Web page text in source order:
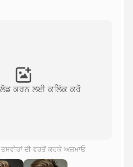
ਟੈਂਪਲੇਟ ਵੇਖੋ
ਕਰਨ ਲਈ ਕਲਿੱਕ ਕਰੋ
ਦੀ ਵਰਤੋਂ ਕਰਕੇ ਅਜ਼ਮਾਓ